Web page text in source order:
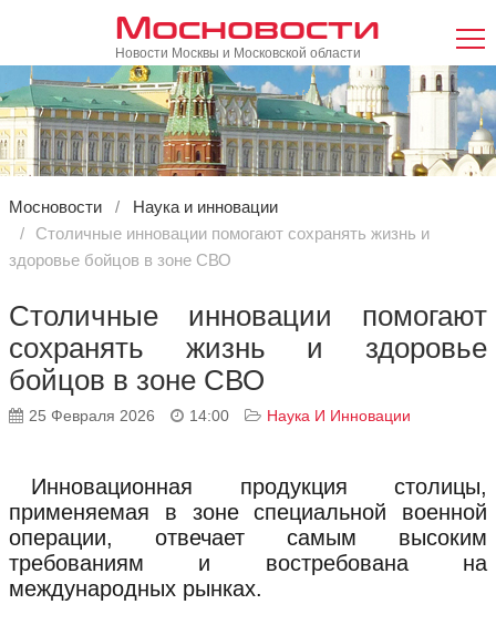
Мосновости
Новости Москвы и Московской области
Мосновости
Наука и инновации
Столичные инновации помогают сохранять жизнь и
здоровье бойцов в зоне СВО
Столичные инновации помогают
сохранять жизнь и здоровье
бойцов в зоне СВО
25 Февраля 2026 14:00 Наука И Инновации
Инновационная продукция столицы,
применяемая в зоне специальной военной
операции, отвечает самым высоким
требованиям и востребована на
международных рынках.